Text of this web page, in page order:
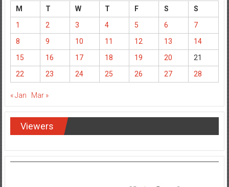
M
T W T F S
S
1
2 3 4 5 6
7
8
9 10 11 12 13
14
15
16 17 18 19 20
21
22
23 24 25 26 27 28
« Jan Mar »
Viewers